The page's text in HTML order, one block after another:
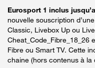
Eurosport 1 inclus
nouvelle souscription
Classic, Livebox Up ou
Cheat_Code_Fibre_18_26
Fibre ou Smart TV. Cette
chaine (hors contenus à la